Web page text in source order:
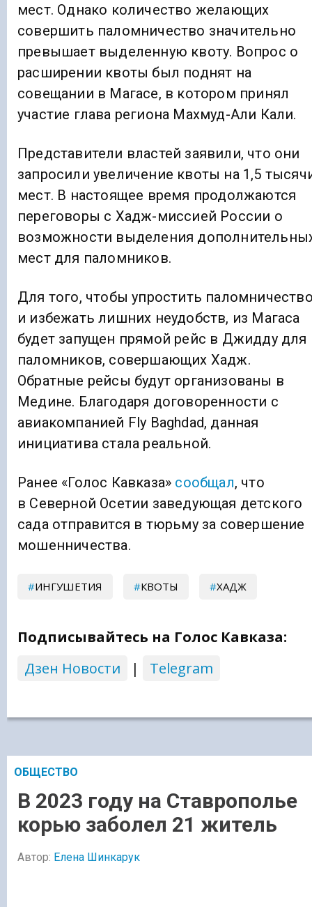
мест. Однако количество желающих
совершить паломничество значительно
превышает выделенную квоту. Вопрос о
расширении квоты был поднят на
совещании в Магасе, в котором принял
участие глава региона Махмуд-Али Кали.
Представители властей заявили, что они
запросили увеличение квоты на 1,5
мест. В настоящее время продолжаются
переговоры с Хадж-миссией России о
возможности выделения
мест для паломников.
Для того, чтобы упростить
и избежать лишних неудобств, из Магаса
будет запущен прямой рейс в Джидду для
паломников, совершающих Хадж.
Обратные рейсы будут организованы в
Медине. Благодаря договоренности с
авиакомпанией Fly Baghdad, данная
инициатива стала реальной.
Ранее «Голос Кавказа» сообщал, что
в Северной Осетии заведующая детского
сада отправится в тюрьму за совершение
мошенничества.
ИНГУШЕТИЯ КВОТЫ ХАДЖ
Подписывайтесь на Голос Кавказа:
Дзен Новости
| Telegram
ОБЩЕСТВО
В 2023 году на Ставрополье
корью заболел 21 житель
Автор: Елена Шинкарук